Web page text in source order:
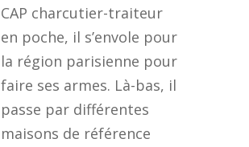
CAP charcutier-traiteur
en poche, il s’envole pour
la région parisienne pour
faire ses armes. Là-bas, il
passe par différentes
maisons de référence